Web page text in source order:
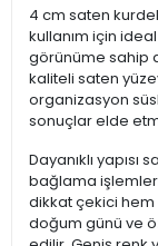
4 cm saten
kullanım için
görünüme sahip
kaliteli saten
organizasyon
sonuçlar elde
Dayanıklı
bağlama
dikkat çekici
doğum günü ve